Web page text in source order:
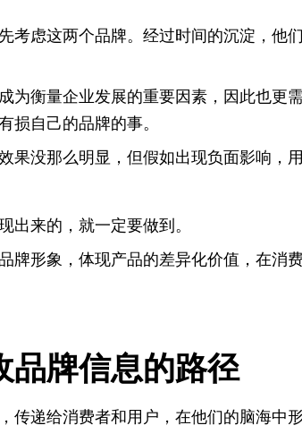
考虑这两个品牌。经过时间的沉淀，他
为衡量企业发展的重要因素，因此也更
损自己的品牌的事。
果没那么明显，但假如出现负面影响，
出来的，就一定要做到。
牌形象，体现产品的差异化价值，在消
品牌信息的路径
传递给消费者和用户，在他们的脑海中